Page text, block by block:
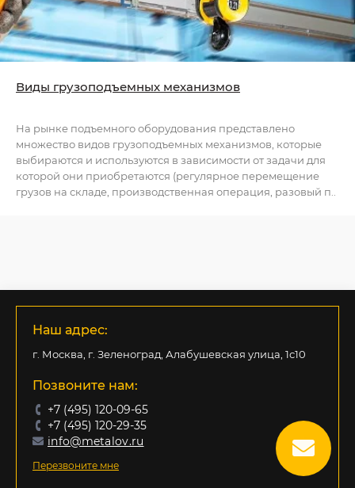
Виды грузоподъемных механизмов
На рынке подъемного оборудования представлено
множество видов грузоподъемных механизмов, которые
выбираются и используются в зависимости от задачи для
которой они приобретаются (регулярное перемещение
грузов на складе, производственная операция, разовый п..
Наш адрес:
г. Москва, г. Зеленоград, Алабушевская улица, 1с10
Позвоните нам:
+7 (495) 120-09-65
+7 (495) 120-29-35
info@metalov.ru
Перезвоните мне